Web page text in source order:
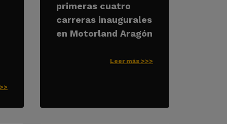
primeras cuatro
carreras inaugurales
en Motorland Aragón
Leer más >>>